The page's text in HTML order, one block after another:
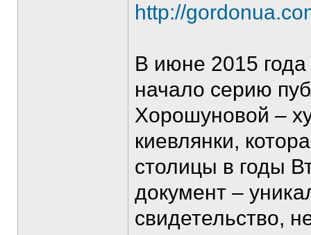
http://
В июне 2015
начало серию
Хорошуновой –
киевлянки,
столицы в годы
документ –
свидетельство,